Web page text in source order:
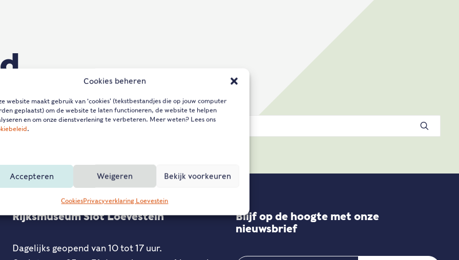
Cookies beheren
website maakt gebruik van 'cookies' (tekstbestandjes die op jouw computer
geplaatst) om de website te laten functioneren, de website te helpen
en om onze dienstverlening te verbeteren. Meer weten? Lees ons
.
Accepteren Weigeren Bekijk voorkeuren
CookiesPrivacyverklaring Loevestein
Rijksmuseum Slot Loevestein
Dagelijks geopend van 10 tot 17 uur.
Blijf op de hoogte met onze
nieuwsbrief